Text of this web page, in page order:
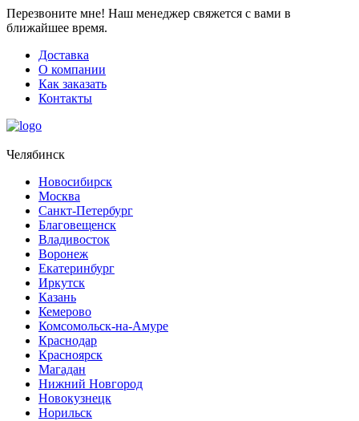
Перезвоните мне! Наш менеджер свяжется с вами в
ближайшее время.
Доставка
О компании
Как заказать
Контакты
Челябинск
Новосибирск
Москва
Санкт-Петербург
Благовещенск
Владивосток
Воронеж
Екатеринбург
Иркутск
Казань
Кемерово
Комсомольск-на-Амуре
Краснодар
Красноярск
Магадан
Нижний Новгород
Новокузнецк
Норильск